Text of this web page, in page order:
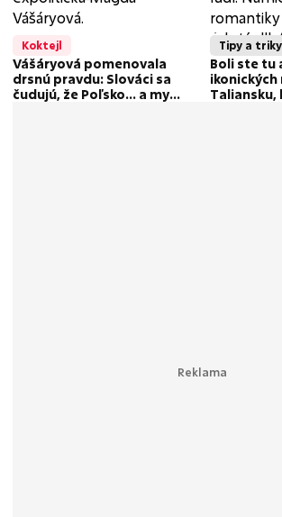
Koktejl
Vášáryová pomenovala
drsnú pravdu: Slováci sa
čudujú, že Poľsko... a my
Tipy a triky
Boli ste tu
ikonických
Taliansku,